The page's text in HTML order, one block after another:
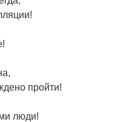
пройти!
люди!